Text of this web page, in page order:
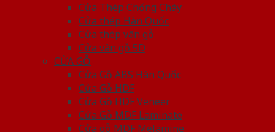
Cửa Thép Chống Cháy
Cửa thép Hàn Quốc
Cửa thép vân gỗ
Cửa vân gỗ 5D
CỬA GỖ
Cửa Gỗ ABS Hàn Quốc
Cửa Gỗ HDF
Cửa Gỗ HDF Veneer
Cửa Gỗ MDF Laminate
Cửa gỗ MDF Melamine